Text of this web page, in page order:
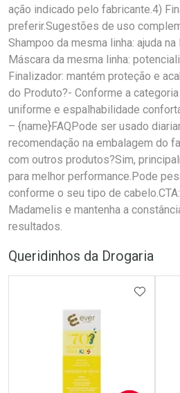
ação indicado pelo fabricante.4)
preferir.Sugestões de uso
Shampoo da mesma linha: ajuda
Máscara da mesma linha:
Finalizador: mantém proteção e
do Produto?- Conforme a
uniforme e espalhabilidade
– {name}FAQPode ser usado
recomendação na embalagem do
com outros produtos?Sim,
para melhor performance.Pode
conforme o seu tipo de
Madamelis e mantenha a
resultados.
Queridinhos da Drogaria